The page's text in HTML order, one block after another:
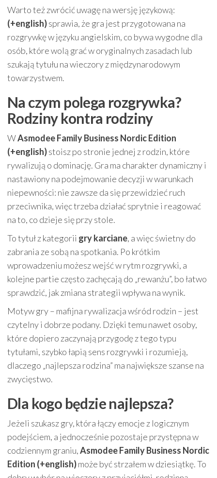
Warto też zwrócić uwagę na wersję językową:
(+english)sprawia, że gra jest przygotowana na
rozgrywkę w języku angielskim, co bywa wygodne dla
osób, które wolą grać w oryginalnych zasadach lub
szukają tytułu na wieczory z międzynarodowym
towarzystwem.
Na czym polega rozgrywka?
Rodziny kontra rodziny
WAsmodee Family Business Nordic Edition
(+english)stoisz po stronie jednej z rodzin, które
rywalizują o dominację. Gra ma charakter dynamiczny i
nastawiony na podejmowanie decyzji w warunkach
niepewności: nie zawsze da się przewidzieć ruch
przeciwnika, więc trzeba działać sprytnie i reagować
na to, co dzieje się przy stole.
To tytuł z kategorii gry karciane, a więc świetny do
zabrania ze sobą na spotkania. Po krótkim
wprowadzeniu możesz wejść w rytm rozgrywki, a
kolejne partie często zachęcają do „rewanżu”, bo łatwo
sprawdzić, jak zmiana strategii wpływa na wynik.
Motyw gry – mafijna rywalizacja wśród rodzin – jest
czytelny i dobrze podany. Dzięki temu nawet osoby,
które dopiero zaczynają przygodę z tego typu
tytułami, szybko łapią sens rozgrywki i rozumieją,
dlaczego „najlepsza rodzina” ma największe szanse na
zwycięstwo.
Dla kogo będzie najlepsza?
Jeżeli szukasz gry, która łączy emocje z logicznym
podejściem, a jednocześnie pozostaje przystępna w
codziennym graniu,Asmodee Family Business Nordic
Edition (+english)może być strzałem w dziesiątkę. To